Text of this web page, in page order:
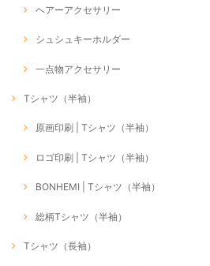
ヘアーアクセサリー
シュシュキーホルダー
一点物アクセサリー
Tシャツ（半袖）
原画印刷 | Tシャツ（半袖）
ロゴ印刷 | Tシャツ（半袖）
BONHEMI | Tシャツ（半袖）
総柄Tシャツ（半袖）
Tシャツ（長袖）